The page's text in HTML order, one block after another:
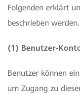
Folgenden erklärt
beschrieben werden.
(1) Benutzer-
Benutzer können
um Zugang zu